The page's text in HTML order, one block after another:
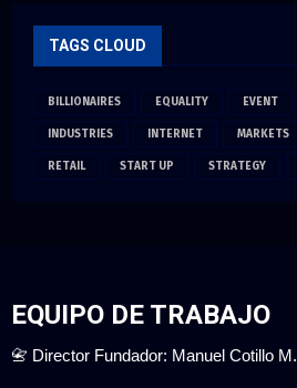
TAGS CLOUD
BILLIONAIRES EQUALITY EVENT
INDUSTRIES INTERNET MARKETS
RETAIL START UP STRATEGY
EQUIPO DE TRABAJO
📇 Director Fundador: Manuel Cotillo M.